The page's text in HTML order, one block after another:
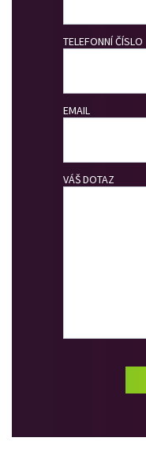
TELEFONNÍ ČÍSLO
EMAIL
VÁŠ DOTAZ